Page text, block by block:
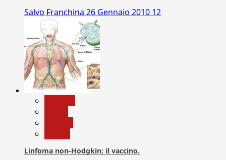
Salvo Franchina 26 Gennaio 2010 12
Linfoma non-Hodgkin: il vaccino.